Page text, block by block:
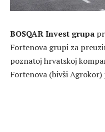
BOSQAR Invest grupa
Fortenova grupi za
poznatoj hrvatskoj
Fortenova (bivši